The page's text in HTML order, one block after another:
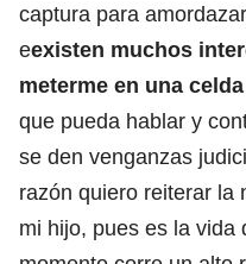
captura para
eexisten muchos
meterme en una celda
que pueda hablar y
se den venganzas
razón quiero reiterar la
mi hijo, pues es la vida